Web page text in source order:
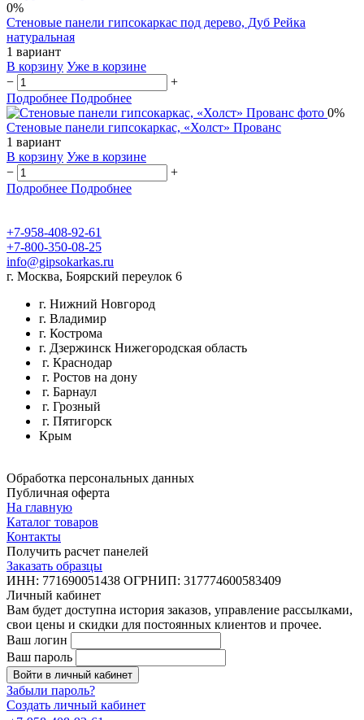
0%
Стеновые панели гипсокаркас под дерево, Дуб Рейка
натуральная
1 вариант
В корзину Уже в корзине
−
+
Подробнее Подробнее
0%
Стеновые панели гипсокаркас, «Холст» Прованс
1 вариант
В корзину Уже в корзине
−
+
Подробнее Подробнее
+7-958-408-92-61
+7-800-350-08-25
info@gipsokarkas.ru
г. Москва, Боярский переулок 6
г. Нижний Новгород
г. Владимир
г. Кострома
г. Дзержинск Нижегородская область
г. Краснодар
г. Ростов на дону
г. Барнаул
г. Грозный
г. Пятигорск
Крым
Обработка персональных данных
Публичная оферта
На главную
Каталог товаров
Контакты
Получить расчет панелей
Заказать образцы
ИНН: 771690051438 ОГРНИП: 317774600583409
Личный кабинет
Вам будет доступна история заказов, управление рассылками,
свои цены и скидки для постоянных клиентов и прочее.
Ваш логин
Ваш пароль
Войти в личный кабинет
Забыли пароль?
Создать личный кабинет